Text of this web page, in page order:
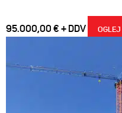
95.000,00 € OGLEJ